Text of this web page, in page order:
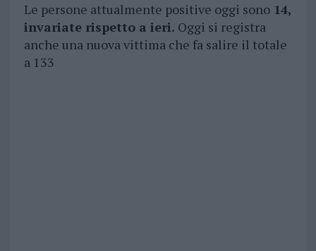
Le persone attualmente positive oggi sono14,
invariate rispetto a ieri. Oggi si registra
anche una nuova vittima che fa salire il totale
a 133